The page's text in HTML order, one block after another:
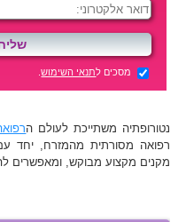
מסכים לתנאי השימוש.
נטורופתיה משתייכת לעולם ה
רפואה מסורתית מהמזרח, יחד עם
מקנים מקצוע מבוקש, ומאפשרים